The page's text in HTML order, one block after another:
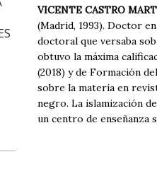
VICENTE CASTRO
(Madrid, 1993). Doctor
doctoral que versaba
obtuvo la máxima
(2018) y de Formación
sobre la materia en
negro. La islamización
un centro de enseñanza